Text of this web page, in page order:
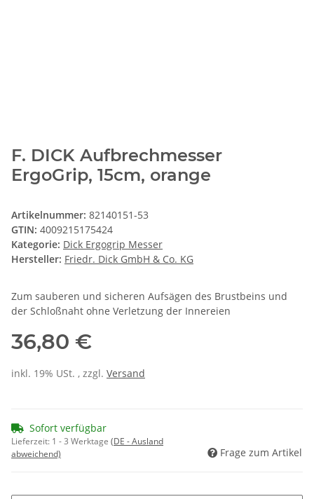
F. DICK Aufbrechmesser
ErgoGrip, 15cm, orange
Artikelnummer: 82140151-53
GTIN: 4009215175424
Kategorie: Dick Ergogrip Messer
Hersteller: Friedr. Dick GmbH & Co. KG
Zum sauberen und sicheren Aufsägen des Brustbeins und
der Schloßnaht ohne Verletzung der Innereien
36,80 €
inkl. 19% USt. , zzgl. Versand
Sofort verfügbar
Lieferzeit: 1 - 3 Werktage (DE - Ausland
abweichend)
Frage zum Artikel